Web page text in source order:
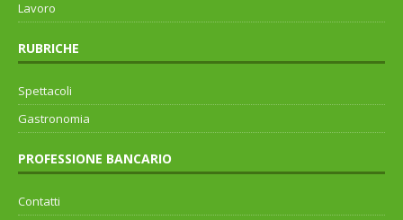
Lavoro
RUBRICHE
Spettacoli
Gastronomia
PROFESSIONE BANCARIO
Contatti